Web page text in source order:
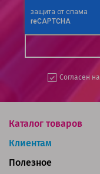
Согласен на
Каталог товаров
Клиентам
Полезное